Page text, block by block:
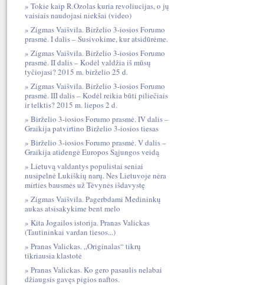
Tokie kaip R.Ozolas kuria revoliucijas, o jų
vaisiais naudojasi niekšai (video)
Zigmas Vaišvila. Birželio 3-iosios Forumo
prasmė. I dalis – Susivokime, kur atsidūrėme.
Zigmas Vaišvila. Birželio 3-iosios Forumo
prasmė. II dalis – Kodėl valdžia iš mūsų
tyčiojasi? 2015 m. birželio 25 d.
Zigmas Vaišvila. Birželio 3-iosios Forumo
prasmė. III dalis – Kodėl reikia būti piliečiais
ir telktis? 2015 m. liepos 2 d.
Birželio 3-iosios Forumo prasmė. IV dalis –
Graikija patvirtino Birželio 3-iosios tiesas
Birželio 3-iosios Forumo prasmė. V dalis –
Graikija atidengė Europos Sąjungos veidą
Lietuvą valdantys populistai seniai
nusipelnė Lukiškių narų. Nes Lietuvoje nėra
mirties bausmės už Tėvynės išdavystę
Zigmas Vaišvila. Pagerbdami Medininkų
aukas atsisakykime bent melo
Kita Jogailos istorija. Pranas Valickas
(Tautininkai vardan tiesos...)
Pranas Valickas. „Originalas“ tikrų
tikriausia klastotė
Pranas Valickas. Ko gero pasaulis nelabai
džiaugsis gavęs pigios naftos.